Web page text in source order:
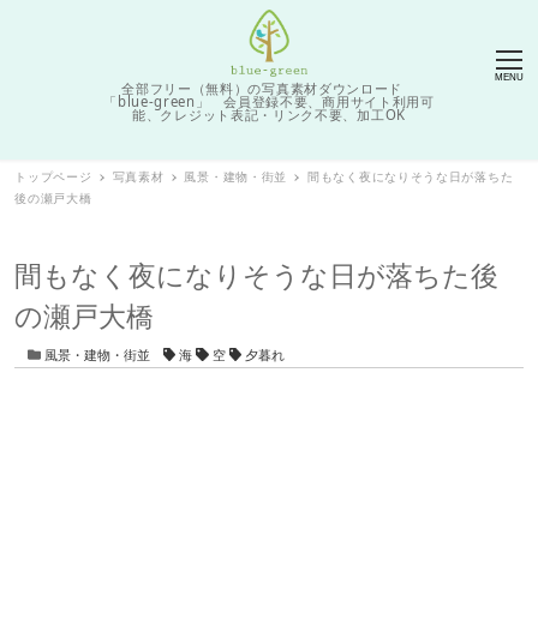
全部フリー（無料）の写真素材ダウンロード
「blue-green」 会員登録不要、商用サイト利用可
能、クレジット表記・リンク不要、加工OK
MENU
トップページ 写真素材 風景・建物・街並
間もなく夜になりそうな日が落ちた
後の瀬戸大橋
間もなく夜になりそうな日が落ちた後
の瀬戸大橋
カテゴリー
風景・建物・街並 タグ海 空 夕暮れ